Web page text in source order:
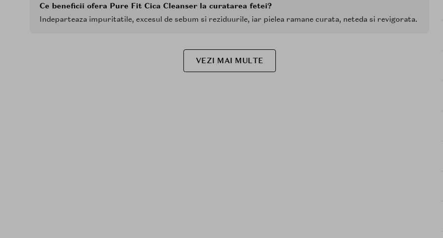
Ce beneficii ofera Pure Fit Cica Cleanser la curatarea fetei?
Indeparteaza impuritatile, excesul de sebum si reziduurile, iar pielea ramane curata, neteda si revigorata.
VEZI MAI MULTE